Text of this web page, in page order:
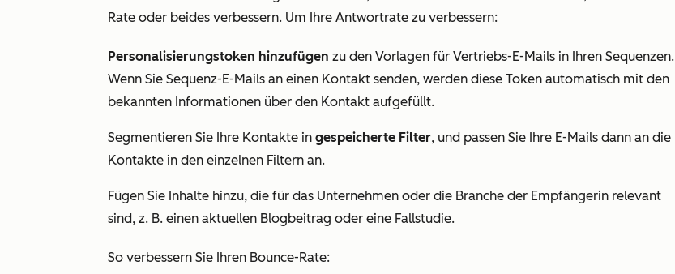
Rate oder beides verbessern. Um Ihre Antwortrate zu verbessern:
Personalisierungstoken hinzufügen zu den Vorlagen für Vertriebs-E-Mails in Ihren Sequenzen.
Wenn Sie Sequenz-E-Mails an einen Kontakt senden, werden diese Token automatisch mit den
bekannten Informationen über den Kontakt aufgefüllt.
Segmentieren Sie Ihre Kontakte in gespeicherte Filter, und passen Sie Ihre E-Mails dann an die
Kontakte in den einzelnen Filtern an.
Fügen Sie Inhalte hinzu, die für das Unternehmen oder die Branche der Empfängerin relevant
sind, z. B. einen aktuellen Blogbeitrag oder eine Fallstudie.
So verbessern Sie Ihren Bounce-Rate: